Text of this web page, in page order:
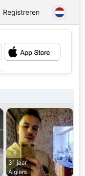
Registreren
31 jaar
Algiers